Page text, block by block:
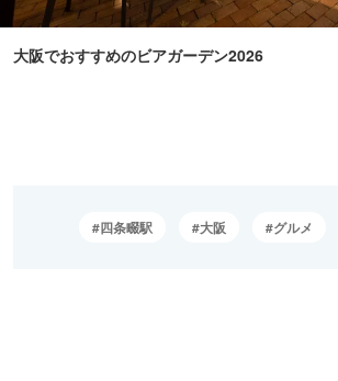
大阪でおすすめのビアガーデン2026
四条畷駅 大阪 グルメ